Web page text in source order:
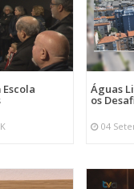
Águas
os
04